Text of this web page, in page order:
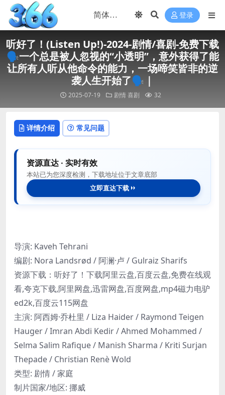
登录
听好了！(Listen Up!)-2024-剧情/喜剧-免费下载
🗣️一个总是被人忽视的“小透明”，意外获得了能
让所有人听从他命令的能力，一场啼笑皆非的逆
袭人生开始了🗣️｜
2025-07-19 剧情 喜剧 32
详情介绍 常见问题
资源直达 · 实时有效
本站已为您深度检测，下载地址位于文章底部
立即直达下载
导演: Kaveh Tehrani
编剧: Nora Landsrød / 阿澜·卢 / Gulraiz Sharifs
资源下载：听好了！下载阿里云盘,百度云盘,免费在线观
看,夸克下载,阿里网盘,迅雷网盘,百度网盘,mp4磁力电驴
ed2k,百度云115网盘
主演: 阿西姆·乔杜里 / Liza Haider / Raymond Teigen
Hauger / Imran Abdi Kedir / Ahmed Mohammed /
Selma Salim Rafique / Manish Sharma / Kriti Surjan
Thepade / Christian Renè Wold
类型: 剧情 / 家庭
制片国家/地区: 挪威